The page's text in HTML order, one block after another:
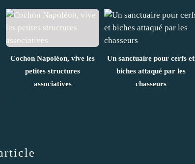
Cochon Napoléon, vive les
petites structures
associatives
Un sanctuaire pour cerfs et
biches attaqué par les
chasseurs